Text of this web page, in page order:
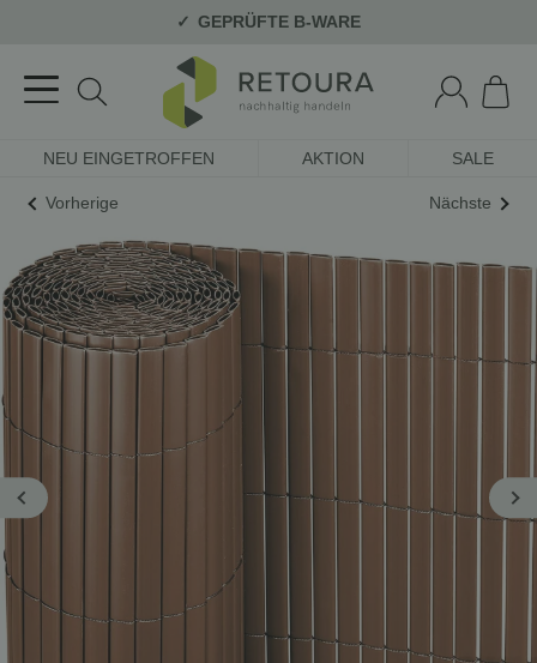
GEPRÜFTE B-WARE
NEU EINGETROFFEN AKTION SALE
Vorherige Nächste